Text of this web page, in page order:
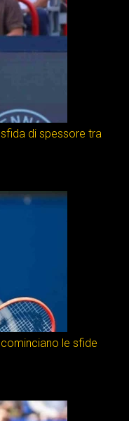
di spessore tra
le sfide